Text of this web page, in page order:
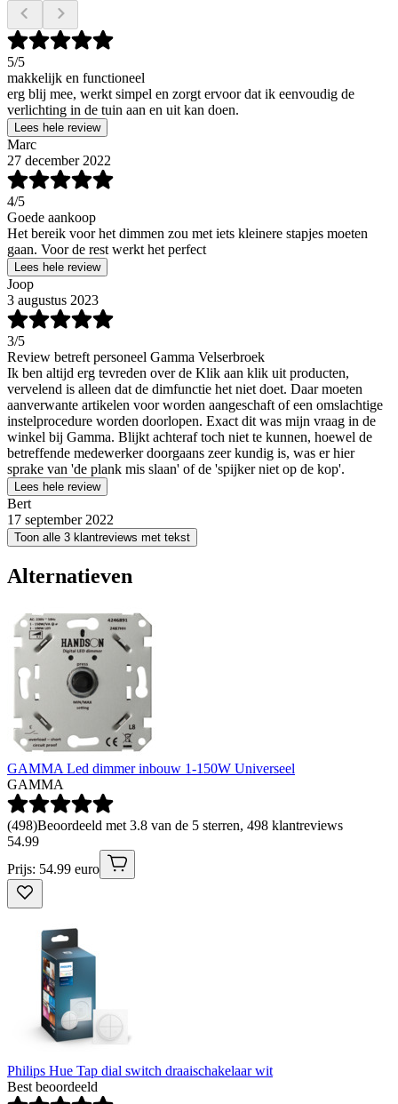
5/5
makkelijk en functioneel
erg blij mee, werkt simpel en zorgt ervoor dat ik eenvoudig de
verlichting in de tuin aan en uit kan doen.
Lees hele review
Marc
27 december 2022
4/5
Goede aankoop
Het bereik voor het dimmen zou met iets kleinere stapjes moeten
gaan. Voor de rest werkt het perfect
Lees hele review
Joop
3 augustus 2023
3/5
Review betreft personeel Gamma Velserbroek
Ik ben altijd erg tevreden over de Klik aan klik uit producten,
vervelend is alleen dat de dimfunctie het niet doet. Daar moeten
aanverwante artikelen voor worden aangeschaft of een omslachtige
instelprocedure worden doorlopen. Exact dit was mijn vraag in de
winkel bij Gamma. Blijkt achteraf toch niet te kunnen, hoewel de
betreffende medewerker doorgaans zeer kundig is, was er hier
sprake van 'de plank mis slaan' of de 'spijker niet op de kop'.
Lees hele review
Bert
17 september 2022
Toon alle 3 klantreviews met tekst
Alternatieven
GAMMA Led dimmer inbouw 1-150W Universeel
GAMMA
(498)Beoordeeld met 3.8 van de 5 sterren, 498 klantreviews
54.99
Prijs: 54.99 euro
Philips Hue Tap dial switch draaischakelaar wit
Best beoordeeld